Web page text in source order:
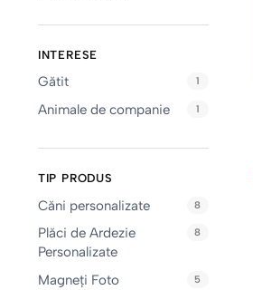
INTERESE
Gătit 1
Animale de companie 1
TIP PRODUS
Căni personalizate 8
Plăci de Ardezie
Personalizate
8
Magneți Foto
5